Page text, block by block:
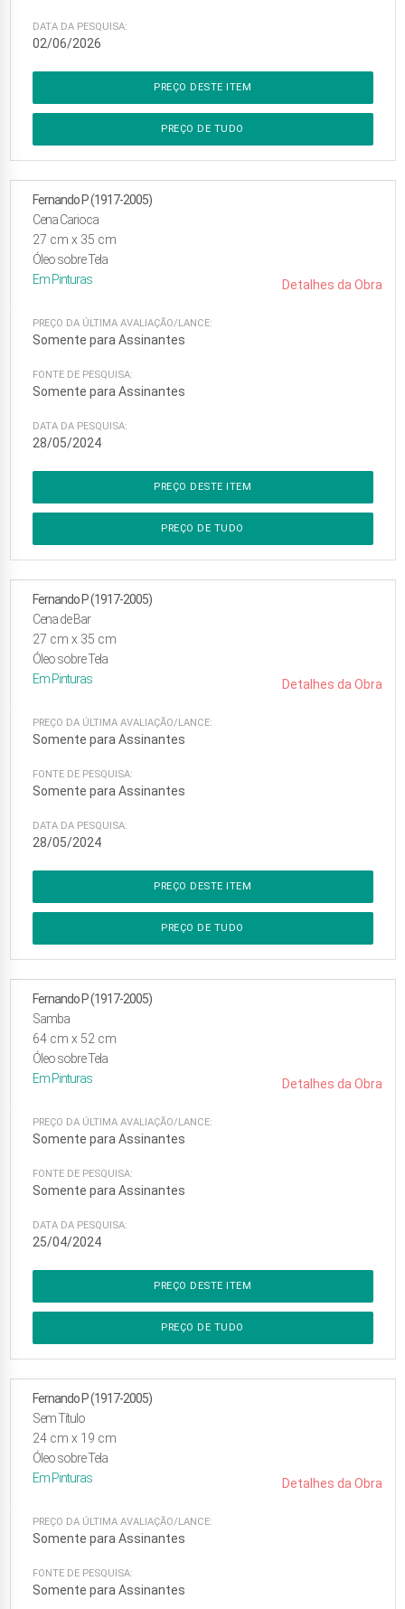
DATA DA PESQUISA:
02/06/2026
PREÇO DESTE ITEM
PREÇO DE TUDO
Fernando P (1917-2005)
Cena Carioca
27 cm x 35 cm
Óleo sobre Tela
Em Pinturas Detalhes da Obra
PREÇO DA ÚLTIMA AVALIAÇÃO/LANCE:
Somente para Assinantes
FONTE DE PESQUISA:
Somente para Assinantes
DATA DA PESQUISA:
28/05/2024
PREÇO DESTE ITEM
PREÇO DE TUDO
Fernando P (1917-2005)
Cena de Bar
27 cm x 35 cm
Óleo sobre Tela
Em Pinturas Detalhes da Obra
PREÇO DA ÚLTIMA AVALIAÇÃO/LANCE:
Somente para Assinantes
FONTE DE PESQUISA:
Somente para Assinantes
DATA DA PESQUISA:
28/05/2024
PREÇO DESTE ITEM
PREÇO DE TUDO
Fernando P (1917-2005)
Samba
64cm x 52 cm
Óleo sobre Tela
Em Pinturas Detalhes da Obra
PREÇO DA ÚLTIMA AVALIAÇÃO/LANCE:
Somente para Assinantes
FONTE DE PESQUISA:
Somente para Assinantes
DATA DA PESQUISA:
25/04/2024
PREÇO DESTE ITEM
PREÇO DE TUDO
Fernando P (1917-2005)
Sem Título
24cm x 19 cm
Óleo sobre Tela
Em Pinturas Detalhes da Obra
PREÇO DA ÚLTIMA AVALIAÇÃO/LANCE:
Somente para Assinantes
FONTE DE PESQUISA:
Somente para Assinantes